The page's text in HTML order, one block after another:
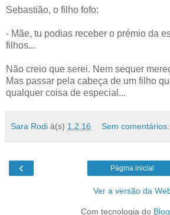
Sebastião, o filho fofo:
- Mãe, tu podias receber o prémio da
filhos...
Não creio que serei. Nem sequer
Mas passar pela cabeça de um filho
qualquer coisa de especial...
Sara Rodi à(s) 1.2.16 Sem comentários:
‹ Página inicial
Ver a versão da
Com tecnologia do